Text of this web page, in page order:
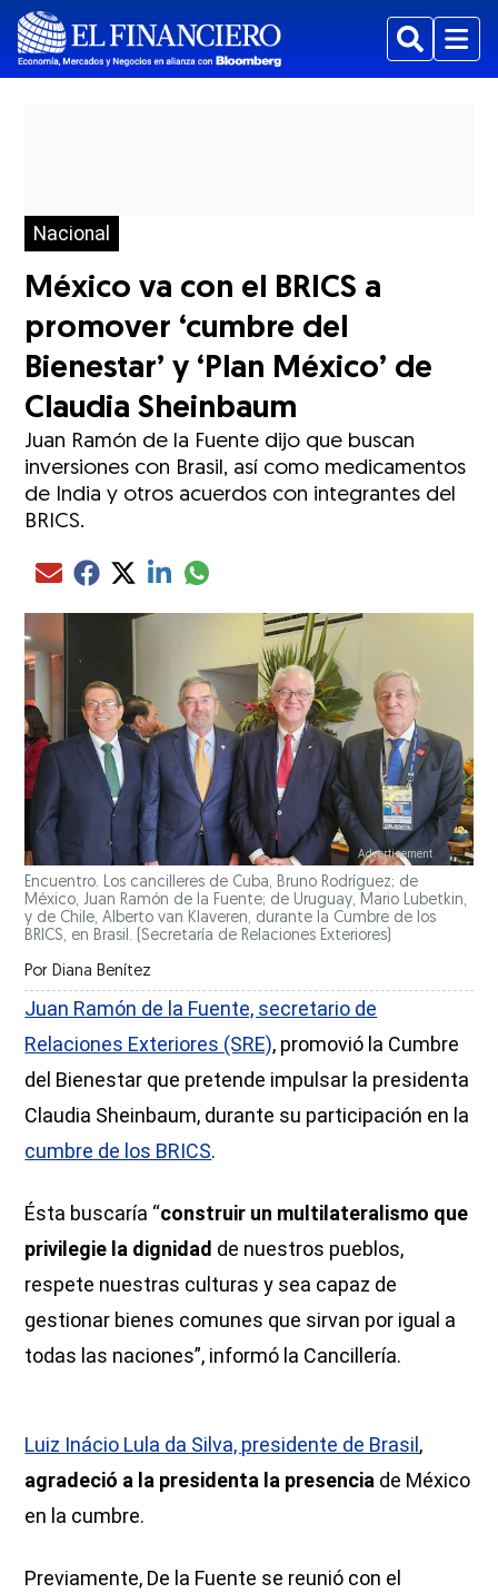
BuscarMenu
Nacional
México va con el BRICS a
promover ‘cumbre del
Bienestar’ y ‘Plan México’ de
Claudia Sheinbaum
Juan Ramón de la Fuente dijo que buscan
inversiones con Brasil, así como medicamentos
de India y otros acuerdos con integrantes del
BRICS.
Compartir el artículo actual mediante Email
Compartir el artículo actual mediante Facebook
Compartir el artículo actual mediante Twitter
Compartir el artículo actual mediante LinkedIn
Compartir el artículo actual mediante
Encuentro. Los cancilleres de Cuba, Bruno Rodríguez; de
México, Juan Ramón de la Fuente; de Uruguay, Mario Lubetkin,
y de Chile, Alberto van Klaveren, durante la Cumbre de los
BRICS, en Brasil. (Secretaría de Relaciones Exteriores)
Por Diana Benítez
Juan Ramón de la Fuente, secretario de
Relaciones Exteriores (SRE), promovió la Cumbre
del Bienestar que pretende impulsar la presidenta
Claudia Sheinbaum, durante su participación en la
cumbre de los BRICS.
Ésta buscaría “construir un multilateralismo que
privilegie la dignidad de nuestros pueblos,
respete nuestras culturas y sea capaz de
gestionar bienes comunes que sirvan por igual a
todas las naciones”, informó la Cancillería.
Luiz Inácio Lula da Silva, presidente de Brasil,
agradeció a la presidenta la presencia de México
en la cumbre.
Previamente, De la Fuente se reunió con el